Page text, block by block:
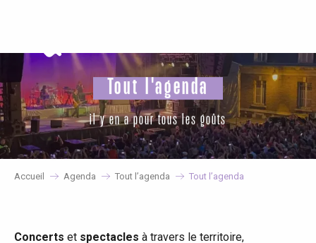
principal
Tout l'agenda
il y en a pour tous les goûts
Accueil Agenda Tout l’agenda Tout l’agenda
Concerts et spectacles à travers le territoire,